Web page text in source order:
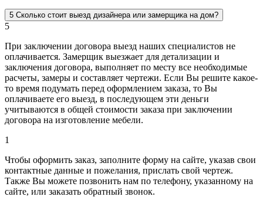
5 Сколько стоит выезд дизайнера или замерщика на дом?
5
При заключении договора выезд наших специалистов не
оплачивается. Замерщик выезжает для детализации и
заключения договора, выполняет по месту все необходимые
расчеты, замеры и составляет чертежи. Если Вы решите какое-
то время подумать перед оформлением заказа, то Вы
оплачиваете его выезд, в последующем эти деньги
учитываются в общей стоимости заказа при заключении
договора на изготовление мебели.
1
Чтобы оформить заказ, заполните форму на сайте, указав свои
контактные данные и пожелания, прислать свой чертеж.
Также Вы можете позвонить нам по телефону, указанному на
сайте, или заказать обратный звонок.